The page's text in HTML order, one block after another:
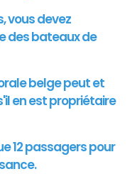
vous devez
des bateaux de
belge peut et
en est propriétaire
12 passagers pour